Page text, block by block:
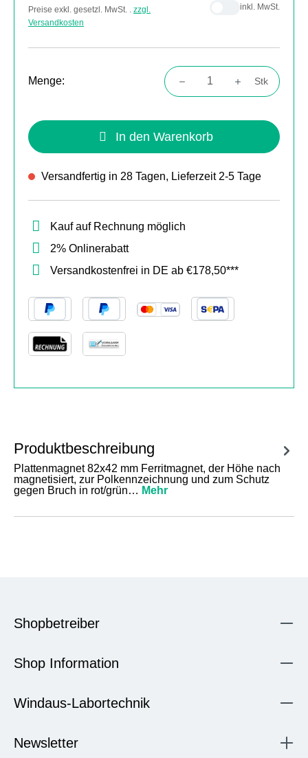
Preise exkl. gesetzl. MwSt. . zzgl.
Versandkosten
inkl. MwSt.
Menge:
Produkt Anzahl: Gib den gewünschten
Stk
In den Warenkorb
Versandfertig in 28 Tagen, Lieferzeit 2-5 Tage
Kauf auf Rechnung möglich
2% Onlinerabatt
Versandkostenfrei in DE ab €178,50***
Produktbeschreibung
Plattenmagnet 82x42 mm Ferritmagnet, der Höhe nach
magnetisiert, zur Polkennzeichnung und zum Schutz
gegen Bruch in rot/grün… Mehr
Shopbetreiber
Shop Information
Windaus-Labortechnik
Newsletter